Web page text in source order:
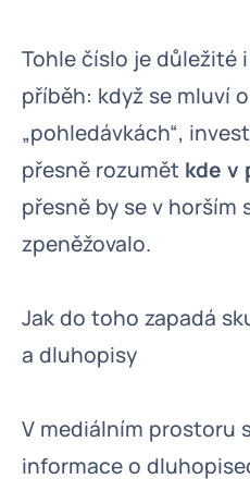
Tohle číslo je důležité
příběh: když se mluví
„pohledávkách“,
přesně rozumět kde v
přesně by se v horším
zpeněžovalo.
Jak do toho zapadá
a dluhopisy
V mediálním prostoru
informace o